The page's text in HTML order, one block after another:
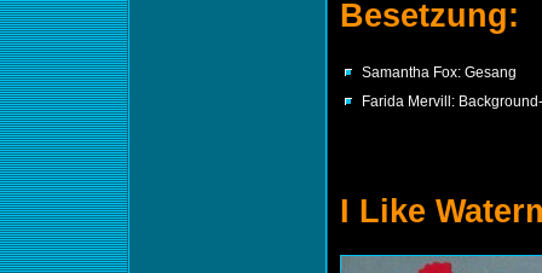
Besetzung:
Samantha Fox: Gesang
Farida Mervill:
I Like